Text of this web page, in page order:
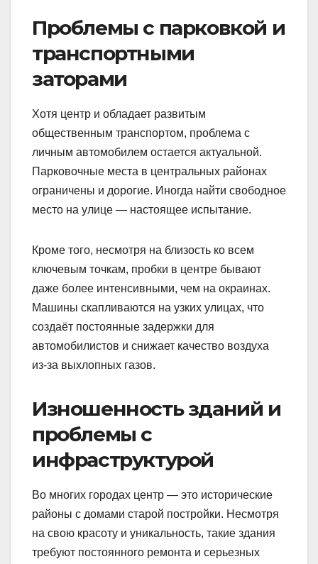
Проблемы с парковкой и
транспортными
заторами
Хотя центр и обладает развитым
общественным транспортом, проблема с
личным автомобилем остается актуальной.
Парковочные места в центральных районах
ограничены и дорогие. Иногда найти свободное
место на улице — настоящее испытание.
Кроме того, несмотря на близость ко всем
ключевым точкам, пробки в центре бывают
даже более интенсивными, чем на окраинах.
Машины скапливаются на узких улицах, что
создаёт постоянные задержки для
автомобилистов и снижает качество воздуха
из-за выхлопных газов.
Изношенность зданий и
проблемы с
инфраструктурой
Во многих городах центр — это исторические
районы с домами старой постройки. Несмотря
на свою красоту и уникальность, такие здания
требуют постоянного ремонта и серьезных